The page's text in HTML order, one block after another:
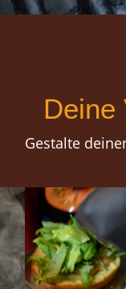
Deine
Gestalte